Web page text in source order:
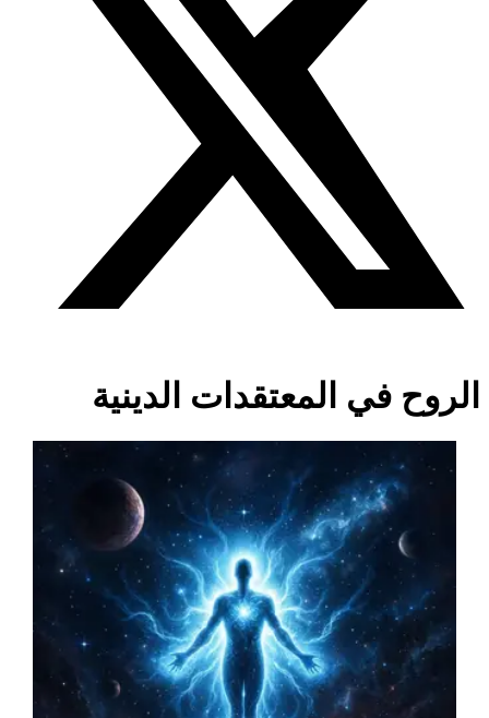
الروح في المعتقدات الدينية